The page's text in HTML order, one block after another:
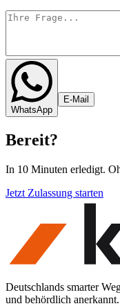
WhatsApp
E-Mail
Bereit?
In 10 Minuten erledigt.
Jetzt Zulassung starten
Deutschlands smarter
und behördlich anerkannt.